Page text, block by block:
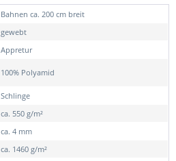
Bahnen ca. 200 cm breit
gewebt
Appretur
100% Polyamid
Schlinge
ca. 550 g/m²
ca. 4 mm
ca. 1460 g/m²